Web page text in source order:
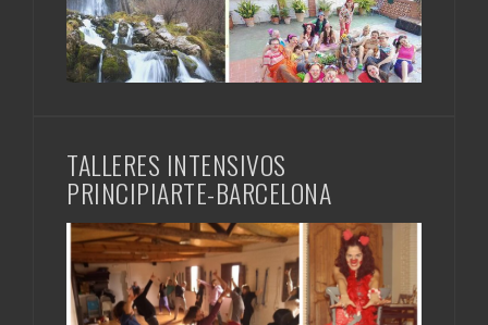
TALLERES INTENSIVOS
PRINCIPIARTE-BARCELONA